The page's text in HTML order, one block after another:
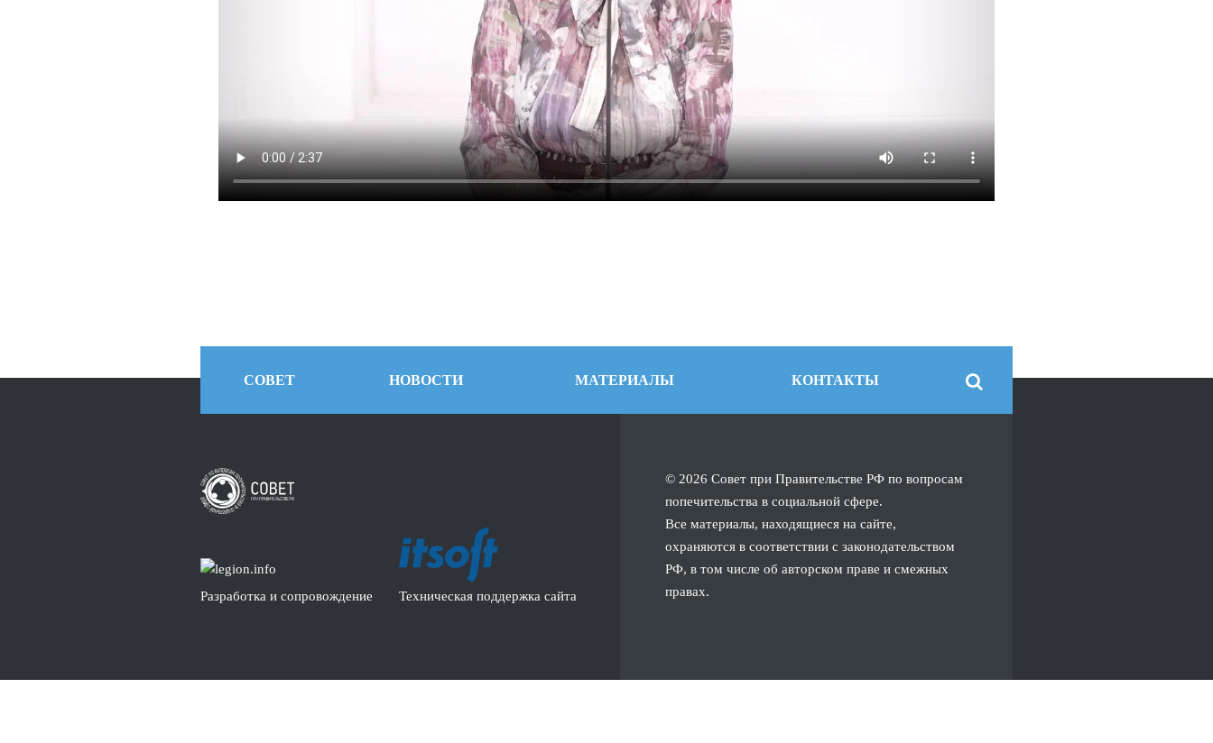
СОВЕТ НОВОСТИ МАТЕРИАЛЫ КОНТАКТЫ
Разработка и сопровождение Техническая поддержка сайта
© 2026 Совет при Правительстве РФ по вопросам
попечительства в социальной сфере.
Все материалы, находящиеся на сайте,
охраняются в соответствии с законодательством
РФ, в том числе об авторском праве и смежных
правах.